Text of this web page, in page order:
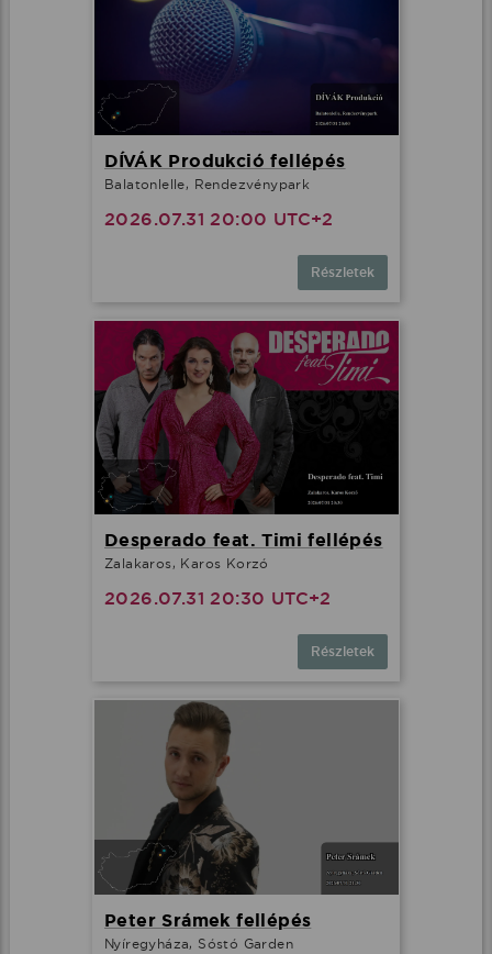
DÍVÁK Produkció fellépés
Balatonlelle, Rendezvénypark
2026.07.31 20:00 UTC+2
Részletek
Desperado feat. Timi fellépés
Zalakaros, Karos Korzó
2026.07.31 20:30 UTC+2
Részletek
Peter Srámek fellépés
Nyíregyháza, Sóstó Garden